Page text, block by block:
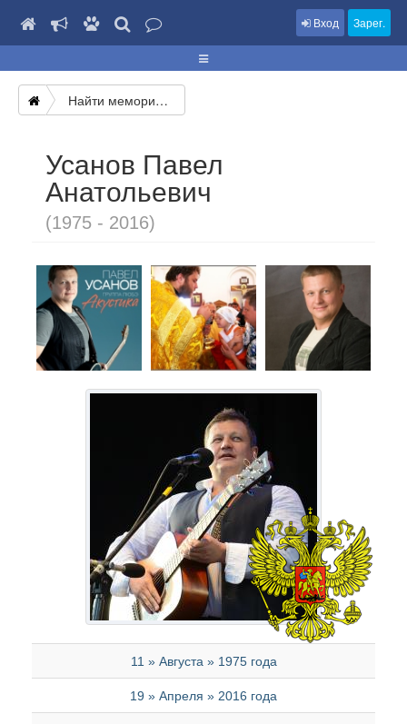
Вход Зарег.
Найти мемориал
Усанов Павел
Анатольевич
(1975 - 2016)
11 » Августа » 1975 года
19 » Апреля » 2016 года